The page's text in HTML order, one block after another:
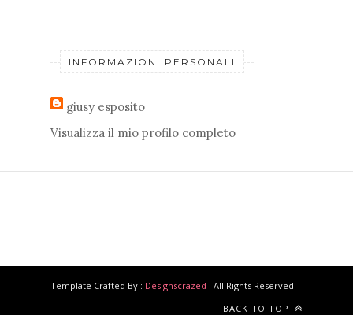
INFORMAZIONI PERSONALI
giusy esposito
Visualizza il mio profilo completo
Template Crafted By : Designscrazed . All Rights Reserved.
BACK TO TOP